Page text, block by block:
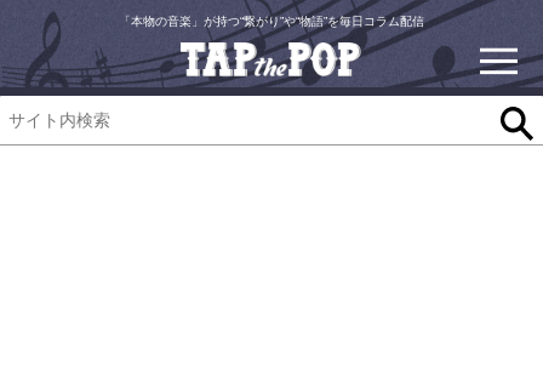
「本物の音楽」が持つ“繋がり”や“物語”を毎日コラム配信